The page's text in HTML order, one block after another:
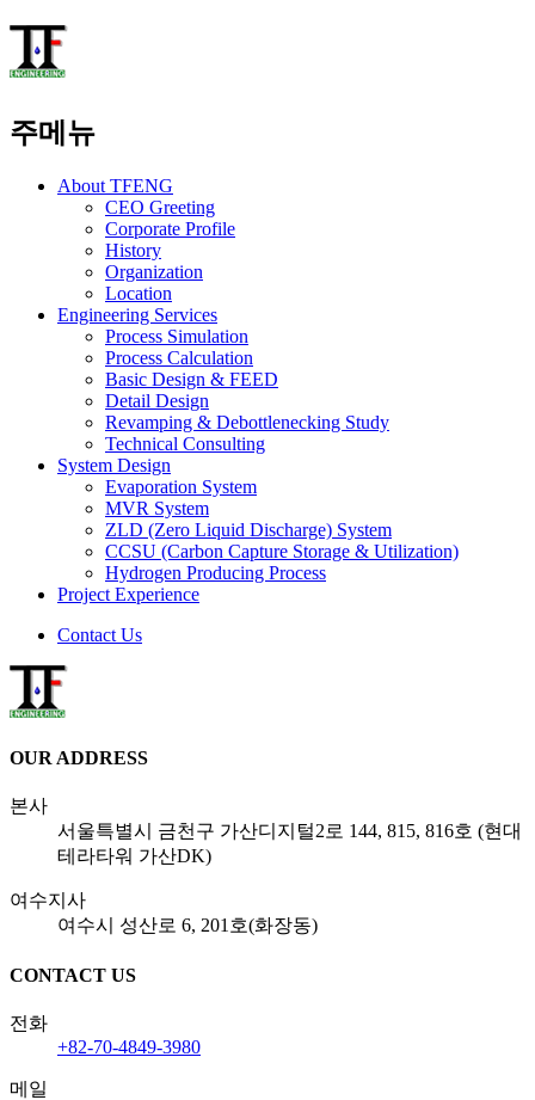
주메뉴
About TFENG
CEO Greeting
Corporate Profile
History
Organization
Location
Engineering Services
Process Simulation
Process Calculation
Basic Design & FEED
Detail Design
Revamping & Debottlenecking Study
Technical Consulting
System Design
Evaporation System
MVR System
ZLD (Zero Liquid Discharge) System
CCSU (Carbon Capture Storage & Utilization)
Hydrogen Producing Process
Project Experience
Contact Us
OUR ADDRESS
본사
서울특별시 금천구 가산디지털2로 144, 815, 816호 (현대
테라타워 가산DK)
여수지사
여수시 성산로 6, 201호(화장동)
CONTACT US
전화
+82-70-4849-3980
메일